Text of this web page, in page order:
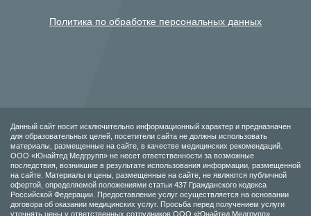
Политика по обработке персональных данных
Данный сайт носит исключительно информационный характер и предназначен
для образовательных целей, посетители сайта не должны использовать
материалы, размещенные на сайте, в качестве медицинских рекомендаций.
ООО «Юнайтед Медгрупп» не несет ответственности за возможные
последствия, возникшие в результате использования информации, размещенной
на сайте. Материалы и цены, размещенные на сайте, не являются публичной
офертой, определяемой положениями статьи 437 Гражданского кодекса
Российской Федерации. Предоставление услуг осуществляется на основании
договора об оказании медицинских услуг. Просьба перед получением услуги
уточнять цены у ответственных сотрудников ООО «Юнайтед Медгрупп».